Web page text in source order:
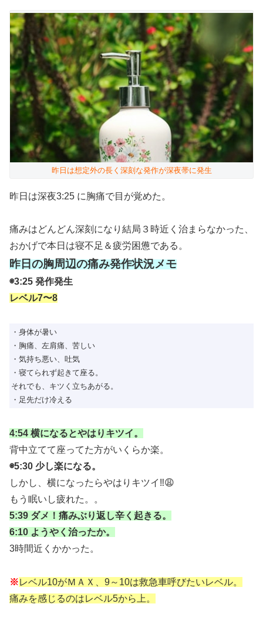
昨日は想定外の長く深刻な発作が深夜帯に発生
昨日は深夜3:25 に胸痛で目が覚めた。
痛みはどんどん深刻になり結局３時近く治まらなかった、
おかげで本日は寝不足＆疲労困憊である。
昨日の胸周辺の痛み発作状況メモ
◉3:25 発作発生
レベル7〜8
・身体が暑い
・胸痛、左肩痛、苦しい
・気持ち悪い、吐気
・寝てられず起きて座る。
それでも、キツく立ちあがる。
・足先だけ冷える
4:54 横になるとやはりキツイ。
背中立てて座ってた方がいくらか楽。
◉5:30 少し楽になる。
しかし、横になったらやはりキツイ‼️😩
もう眠いし疲れた。。
5:39 ダメ！痛みぶり返し辛く起きる。
6:10 ようやく治ったか。
3時間近くかかった。
※レベル10がＭＡＸ、9～10は救急車呼びたいレベル。
痛みを感じるのはレベル5から上。